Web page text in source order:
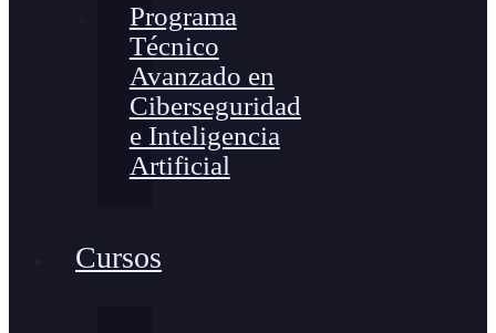
Programa
Técnico
Avanzado en
Ciberseguridad
e Inteligencia
Artificial
Cursos